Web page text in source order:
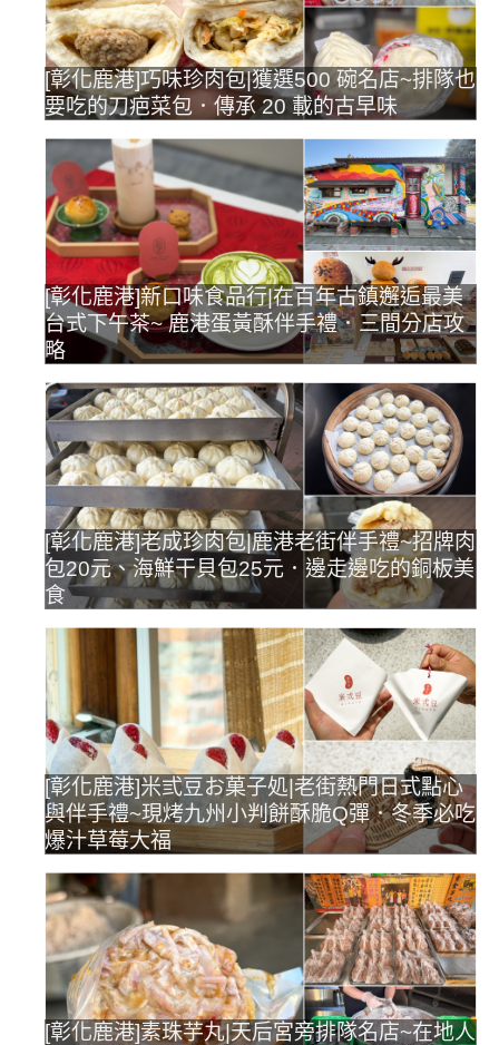
[彰化鹿港]巧味珍肉包|獲選500 碗名店~排隊也
要吃的刀疤菜包．傳承 20 載的古早味
[彰化鹿港]新口味食品行|在百年古鎮邂逅最美
台式下午茶~ 鹿港蛋黃酥伴手禮．三間分店攻
略
[彰化鹿港]老成珍肉包|鹿港老街伴手禮~招牌肉
包20元、海鮮干貝包25元．邊走邊吃的銅板美
食
[彰化鹿港]米弎豆お菓子処|老街熱門日式點心
與伴手禮~現烤九州小判餅酥脆Q彈．冬季必吃
爆汁草莓大福
[彰化鹿港]素珠芋丸|天后宮旁排隊名店~在地人